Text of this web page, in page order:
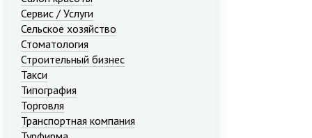
Сервис / Услуги
Сельское хозяйство
Стоматология
Строительный бизнес
Такси
Типография
Торговля
Транспортная компания